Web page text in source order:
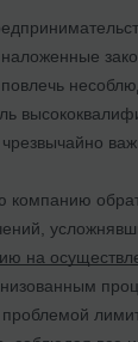
на
проблемой